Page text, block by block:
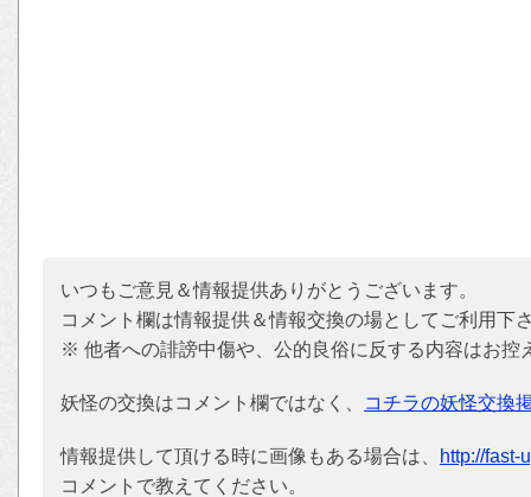
いつもご意見＆情報提供ありがとうございます。
コメント欄は情報提供＆情報交換の場としてご利用下
※ 他者への誹謗中傷や、公的良俗に反する内容はお控
妖怪の交換はコメント欄ではなく、 コチラの妖怪交換
情報提供して頂ける時に画像もある場合は、
http://fast-
コメントで教えてください。